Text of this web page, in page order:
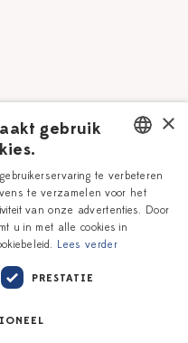
Blauw
Workshops
DUTCH
ENGLISH
×
gebruik
te verbeteren
te verzamelen voor het
van onze advertenties. Door
u in met alle cookies in
Lees verder
PRESTATIE